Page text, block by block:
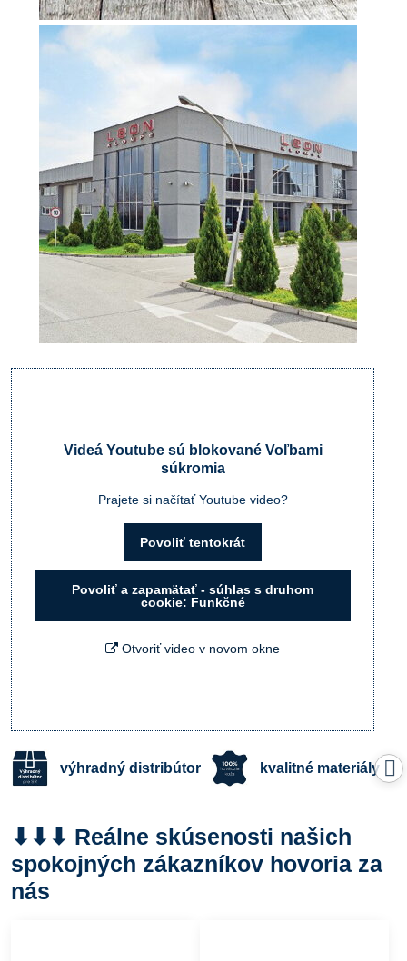
Videá Youtube sú blokované Voľbami
súkromia
Prajete si načítať Youtube video?
Povoliť tentokrát
Povoliť a zapamätať - súhlas s druhom
cookie: Funkčné
Otvoriť video v novom okne
výhradný distribútor kvalitné materiály
⬇︎⬇︎⬇︎ Reálne skúsenosti našich
spokojných zákazníkov hovoria za
nás